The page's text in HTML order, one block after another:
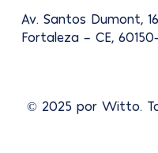
Av. Santos Dumont,
Fortaleza - CE,
© 2025 por Witto.